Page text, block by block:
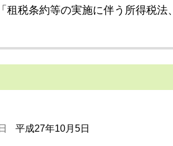
租税条約等の実施に伴う所得税
平成27年10月5日